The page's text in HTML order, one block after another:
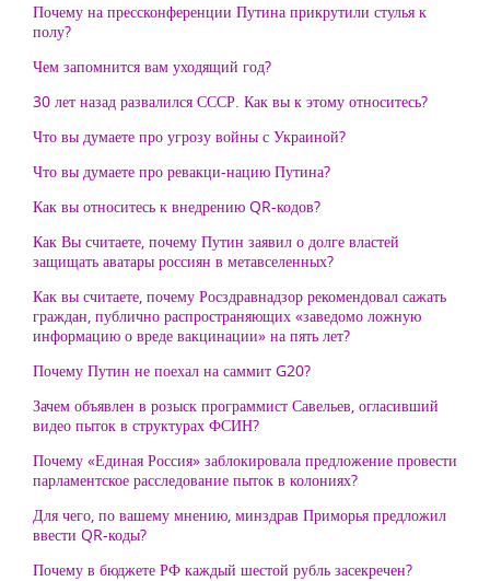
Почему на прессконференции Путина прикрутили стулья к
полу?
Чем запомнится вам уходящий год?
30 лет назад развалился СССР. Как вы к этому относитесь?
Что вы думаете про угрозу войны с Украиной?
Что вы думаете про ревакци-нацию Путина?
Как вы относитесь к внедрению QR-кодов?
Как Вы считаете, почему Путин заявил о долге властей
защищать аватары россиян в метавселенных?
Как вы считаете, почему Росздравнадзор рекомендовал сажать
граждан, публично распространяющих «заведомо ложную
информацию о вреде вакцинации» на пять лет?
Почему Путин не поехал на саммит G20?
Зачем объявлен в розыск программист Савельев, огласивший
видео пыток в структурах ФСИН?
Почему «Единая Россия» заблокировала предложение провести
парламентское расследование пыток в колониях?
Для чего, по вашему мнению, минздрав Приморья предложил
ввести QR-коды?
Почему в бюджете РФ каждый шестой рубль засекречен?